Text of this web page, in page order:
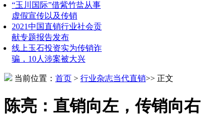
“玉川国际”借紫竹盐从事
虚假宣传以及传销
2021中国直销行业社会贡
献专题报告发布
线上玉石投资实为传销诈
骗，10人涉案被大兴
当前位置： 首页 > 行业杂志当代直销>> 正文
陈亮：直销向左，传销向右